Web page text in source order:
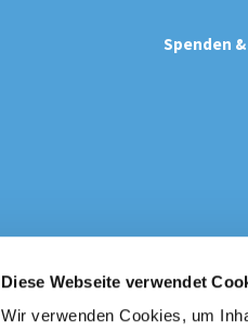
Diese Webseite verwendet
Wir verwenden Cookies, um
Spenden
Katholische